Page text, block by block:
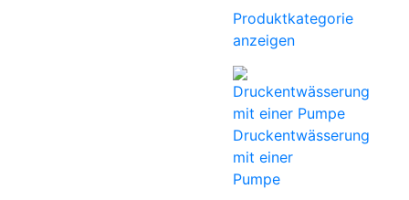
Produktkategorie
anzeigen
Druckentwässerung
mit einer
Pumpe